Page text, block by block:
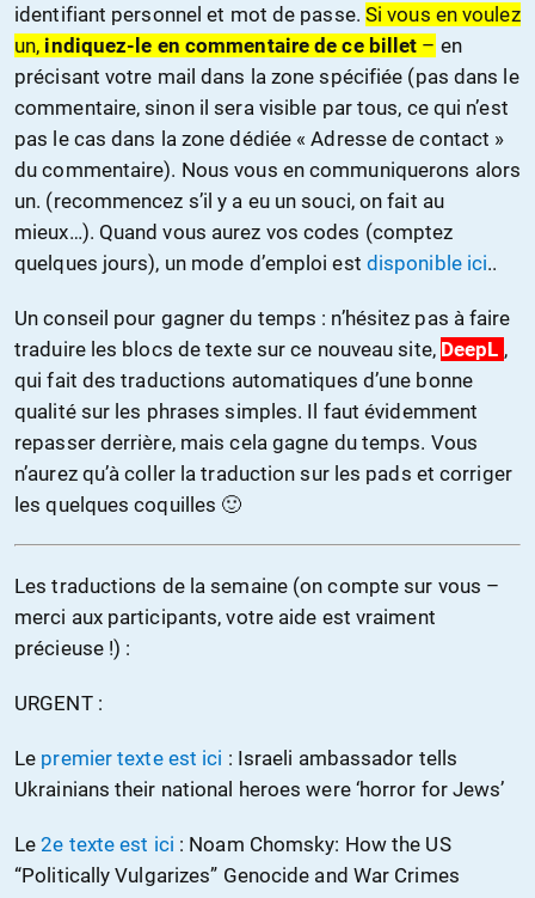
identifiant personnel et mot de passe. Si vous en voulez
un, indiquez-le en commentaire de ce billet – en
précisant votre mail dans la zone spécifiée (pas dans le
commentaire, sinon il sera visible par tous, ce qui n’est
pas le cas dans la zone dédiée « Adresse de contact »
du commentaire). Nous vous en communiquerons alors
un. (recommencez s’il y a eu un souci, on fait au
mieux…). Quand vous aurez vos codes (comptez
quelques jours), un mode d’emploi est disponible ici..
Un conseil pour gagner du temps : n’hésitez pas à faire
traduire les blocs de texte sur ce nouveau site, DeepL ,
qui fait des traductions automatiques d’une bonne
qualité sur les phrases simples. Il faut évidemment
repasser derrière, mais cela gagne du temps. Vous
n’aurez qu’à coller la traduction sur les pads et corriger
les quelques coquilles 🙂
Les traductions de la semaine (on compte sur vous –
merci aux participants, votre aide est vraiment
précieuse !) :
URGENT :
Le premier texte est ici : Israeli ambassador tells
Ukrainians their national heroes were ‘horror for Jews’
Le2e texte est ici : Noam Chomsky: How the US
“Politically Vulgarizes” Genocide and War Crimes